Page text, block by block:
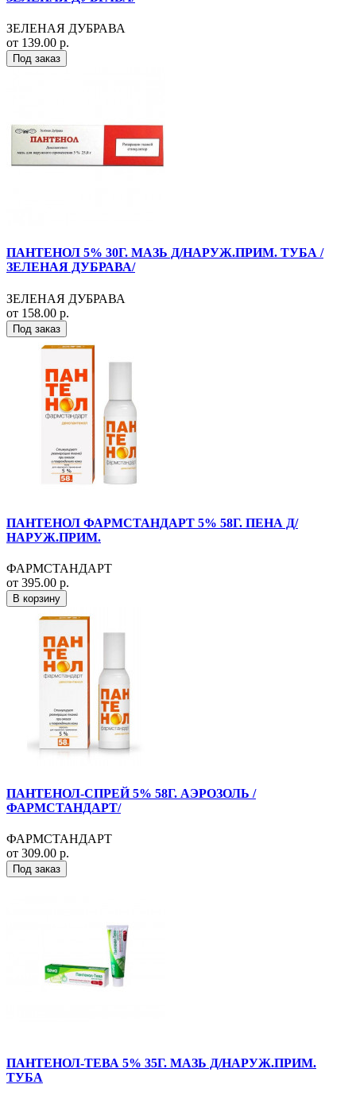
ЗЕЛЕНАЯ ДУБРАВА
от 139.00 р.
Под заказ
ПАНТЕНОЛ 5% 30Г. МАЗЬ Д/НАРУЖ.ПРИМ. ТУБА /
ЗЕЛЕНАЯ ДУБРАВА/
ЗЕЛЕНАЯ ДУБРАВА
от 158.00 р.
Под заказ
ПАНТЕНОЛ ФАРМСТАНДАРТ 5% 58Г. ПЕНА Д/
НАРУЖ.ПРИМ.
ФАРМСТАНДАРТ
от 395.00 р.
В корзину
ПАНТЕНОЛ-СПРЕЙ 5% 58Г. АЭРОЗОЛЬ /
ФАРМСТАНДАРТ/
ФАРМСТАНДАРТ
от 309.00 р.
Под заказ
ПАНТЕНОЛ-ТЕВА 5% 35Г. МАЗЬ Д/НАРУЖ.ПРИМ.
ТУБА